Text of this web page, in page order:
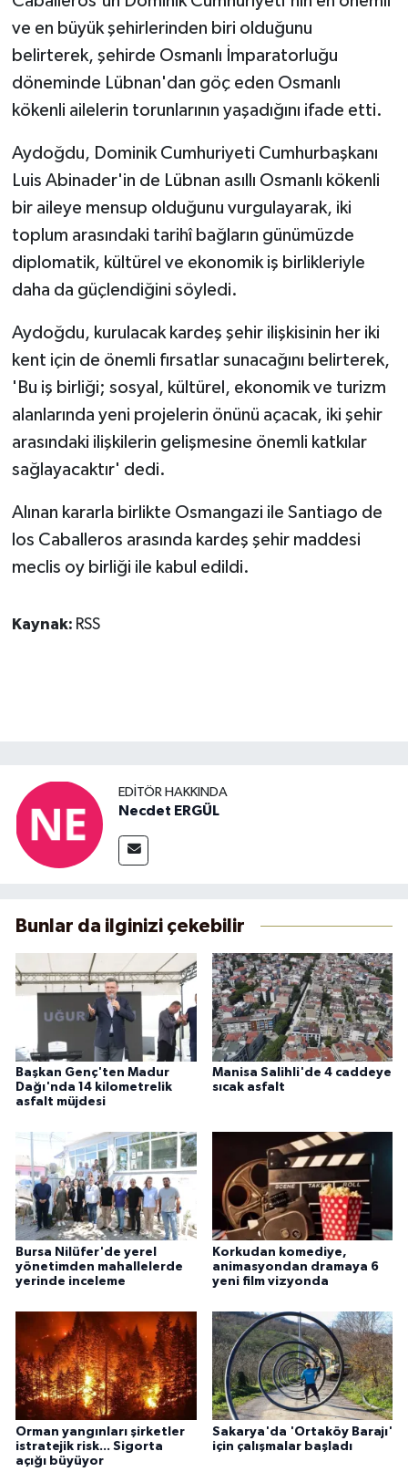
ve en büyük şehirlerinden biri olduğunu
belirterek, şehirde Osmanlı İmparatorluğu
döneminde Lübnan'dan göç eden Osmanlı
kökenli ailelerin torunlarının yaşadığını ifade etti.
Aydoğdu, Dominik Cumhuriyeti Cumhurbaşkanı
Luis Abinader'in de Lübnan asıllı Osmanlı kökenli
bir aileye mensup olduğunu vurgulayarak, iki
toplum arasındaki tarihî bağların günümüzde
diplomatik, kültürel ve ekonomik iş birlikleriyle
daha da güçlendiğini söyledi.
Aydoğdu, kurulacak kardeş şehir ilişkisinin her iki
kent için de önemli fırsatlar sunacağını belirterek,
'Bu iş birliği; sosyal, kültürel, ekonomik ve turizm
alanlarında yeni projelerin önünü açacak, iki şehir
arasındaki ilişkilerin gelişmesine önemli katkılar
sağlayacaktır' dedi.
Alınan kararla birlikte Osmangazi ile Santiago de
los Caballeros arasında kardeş şehir maddesi
meclis oy birliği ile kabul edildi.
Kaynak: RSS
EDITÖR HAKKINDA
Necdet ERGÜL
Bunlar da ilginizi çekebilir
Başkan Genç'ten Madur
Dağı'nda 14 kilometrelik
asfalt müjdesi
Manisa Salihli'de 4 caddeye
sıcak asfalt
Bursa Nilüfer'de yerel
yönetimden mahallelerde
yerinde inceleme
Korkudan komediye,
animasyondan dramaya 6
yeni film vizyonda
Orman yangınları şirketler
istratejik risk... Sigorta
açığı büyüyor
Sakarya'da 'Ortaköy Barajı'
için çalışmalar başladı